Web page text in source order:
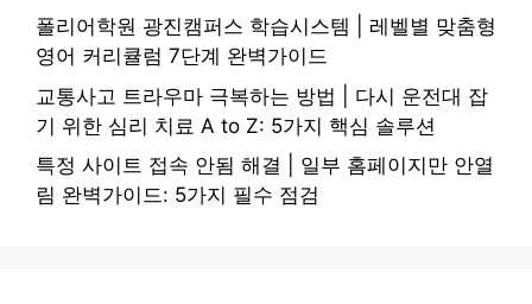
폴리어학원 광진캠퍼스 학습시스템 | 레벨별 맞춤형
영어 커리큘럼 7단계 완벽가이드
교통사고 트라우마 극복하는 방법 | 다시 운전대 잡
기 위한 심리 치료 A to Z: 5가지 핵심 솔루션
특정 사이트 접속 안됨 해결 | 일부 홈페이지만 안열
림 완벽가이드: 5가지 필수 점검